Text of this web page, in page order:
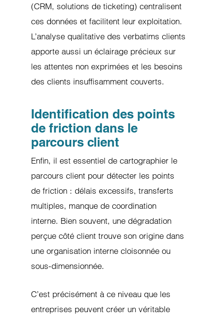
(CRM, solutions de ticketing) centralisent
ces données et facilitent leur exploitation.
L’analyse qualitative des verbatims clients
apporte aussi un éclairage précieux sur
les attentes non exprimées et les besoins
des clients insuffisamment couverts.
Identification des points
de friction dans le
parcours client
Enfin, il est essentiel de cartographier le
parcours client pour détecter les points
de friction : délais excessifs, transferts
multiples, manque de coordination
interne. Bien souvent, une dégradation
perçue côté client trouve son origine dans
une organisation interne cloisonnée ou
sous-dimensionnée.
C’est précisément à ce niveau que les
entreprises peuvent créer un véritable